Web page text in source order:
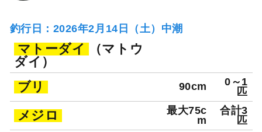
釣行日：2026年2月14日（土）中潮
マトーダイ
（マトウ
ダイ）
ブリ
90cm
0～1
匹
メジロ
最大75c
m
合計3
匹